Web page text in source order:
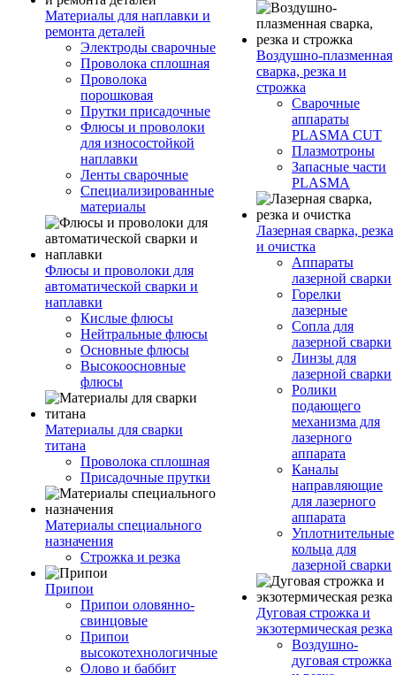
Материалы для наплавки и
ремонта деталей
Электроды сварочные
Проволока сплошная
Проволока
порошковая
Прутки присадочные
Флюсы и проволоки
для износостойкой
наплавки
Ленты сварочные
Специализированные
материалы
Флюсы и проволоки для
автоматической сварки и
наплавки
Кислые флюсы
Нейтральные флюсы
Основные флюсы
Высокоосновные
флюсы
Материалы для сварки
титана
Проволока сплошная
Присадочные прутки
Материалы специального
назначения
Строжка и резка
Припои
Припои оловянно-
свинцовые
Припои
высокотехнологичные
Олово и баббит
Воздушно-плазменная
сварка, резка и
строжка
Сварочные
аппараты
PLASMA CUT
Плазмотроны
Запасные части
PLASMA
Лазерная сварка, резка
и очистка
Аппараты
лазерной сварки
Горелки
лазерные
Сопла для
лазерной сварки
Линзы для
лазерной сварки
Ролики
подающего
механизма для
лазерного
аппарата
Каналы
направляющие
для лазерного
аппарата
Уплотнительные
кольца для
лазерной сварки
Дуговая строжка и
экзотермическая резка
Воздушно-
дуговая строжка